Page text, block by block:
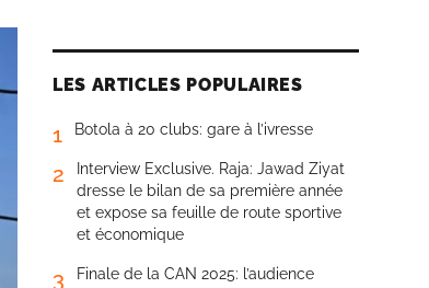
LES ARTICLES POPULAIRES
1 Botola à 20 clubs: gare à l’ivresse
2
Interview Exclusive. Raja: Jawad Ziyat
dresse le bilan de sa première année
et expose sa feuille de route sportive
et économique
3
Finale de la CAN 2025: l’audience